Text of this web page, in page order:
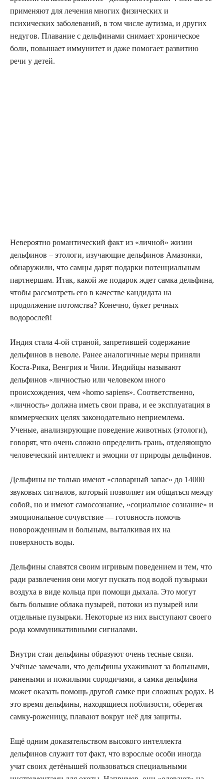
применяют для лечения многих физических и
психических заболеваний, в том числе аутизма, и других
недугов. Плавание с дельфинами снимает хроническое
боли, повышает иммунитет и даже помогает развитию
речи у детей.
Невероятно романтический факт из «личной» жизни
дельфинов – этологи, изучающие дельфинов Амазонки,
обнаружили, что самцы дарят подарки потенциальным
партнершам. Итак, какой же подарок ждет самка дельфина,
чтобы рассмотреть его в качестве кандидата на
продолжение потомства? Конечно, букет речных
водорослей!
Индия стала 4-ой страной, запретившей содержание
дельфинов в неволе. Ранее аналогичные меры приняли
Коста-Рика, Венгрия и Чили. Индийцы называют
дельфинов «личностью или человеком иного
происхождения, чем «homo sapiens». Соответственно,
«личность» должна иметь свои права, и ее эксплуатация в
коммерческих целях законодательно неприемлема.
Ученые, анализирующие поведение животных (этологи),
говорят, что очень сложно определить грань, отделяющую
человеческий интеллект и эмоции от природы дельфинов.
Дельфины не только имеют «словарный запас» до 14000
звуковых сигналов, который позволяет им общаться между
собой, но и имеют самосознание, «социальное сознание» и
эмоциональное сочувствие — готовность помочь
новорожденным и больным, выталкивая их на
поверхность воды.
Дельфины славятся своим игривым поведением и тем, что
ради развлечения они могут пускать под водой пузырьки
воздуха в виде кольца при помощи дыхала. Это могут
быть большие облака пузырей, потоки из пузырей или
отдельные пузырьки. Некоторые из них выступают своего
рода коммуникативными сигналами.
Внутри стаи дельфины образуют очень тесные связи.
Учёные замечали, что дельфины ухаживают за больными,
ранеными и пожилыми сородичами, а самка дельфина
может оказать помощь другой самке при сложных родах. В
это время дельфины, находящиеся поблизости, оберегая
самку-роженицу, плавают вокруг неё для защиты.
Ещё одним доказательством высокого интеллекта
дельфинов служит тот факт, что взрослые особи иногда
учат своих детёнышей пользоваться специальными